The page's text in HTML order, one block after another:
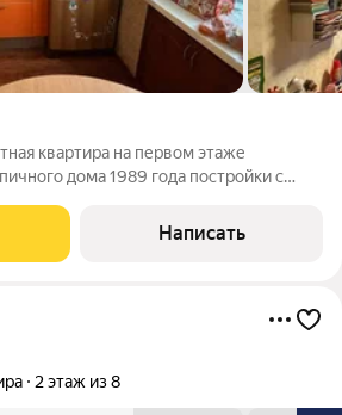
квартира на первом этаже
дома 1989 года постройки с
кухня, совмещенный санузел с
и стиральной машиной,
Написать
2 этаж из 8